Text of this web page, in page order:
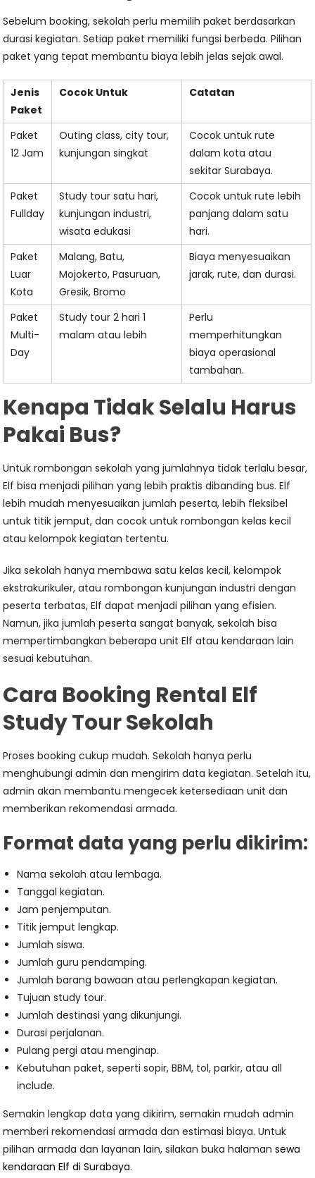
Sebelum booking, sekolah perlu memilih paket berdasarkan
durasi kegiatan. Setiap paket memiliki fungsi berbeda. Pilihan
paket yang tepat membantu biaya lebih jelas sejak awal.
Jenis
Paket
Cocok Untuk Catatan
Paket
12 Jam
Outing class, city tour,
kunjungan singkat
Cocok untuk rute
dalam kota atau
sekitar Surabaya.
Paket
Fullday
Study tour satu hari,
kunjungan industri,
wisata edukasi
Cocok untuk rute lebih
panjang dalam satu
hari.
Paket
Luar
Kota
Malang, Batu,
Mojokerto, Pasuruan,
Gresik, Bromo
Biaya menyesuaikan
jarak, rute, dan durasi.
Paket
Multi-
Day
Study tour 2 hari 1
malam atau lebih
Perlu
memperhitungkan
biaya operasional
tambahan.
Kenapa Tidak Selalu Harus
Pakai Bus?
Untuk rombongan sekolah yang jumlahnya tidak terlalu besar,
Elf bisa menjadi pilihan yang lebih praktis dibanding bus. Elf
lebih mudah menyesuaikan jumlah peserta, lebih fleksibel
untuk titik jemput, dan cocok untuk rombongan kelas kecil
atau kelompok kegiatan tertentu.
Jika sekolah hanya membawa satu kelas kecil, kelompok
ekstrakurikuler, atau rombongan kunjungan industri dengan
peserta terbatas, Elf dapat menjadi pilihan yang efisien.
Namun, jika jumlah peserta sangat banyak, sekolah bisa
mempertimbangkan beberapa unit Elf atau kendaraan lain
sesuai kebutuhan.
Cara Booking Rental Elf
Study Tour Sekolah
Proses booking cukup mudah. Sekolah hanya perlu
menghubungi admin dan mengirim data kegiatan. Setelah itu,
admin akan membantu mengecek ketersediaan unit dan
memberikan rekomendasi armada.
Format data yang perlu dikirim:
Nama sekolah atau lembaga.
Tanggal kegiatan.
Jam penjemputan.
Titik jemput lengkap.
Jumlah siswa.
Jumlah guru pendamping.
Jumlah barang bawaan atau perlengkapan kegiatan.
Tujuan study tour.
Jumlah destinasi yang dikunjungi.
Durasi perjalanan.
Pulang pergi atau menginap.
Kebutuhan paket, seperti sopir, BBM, tol, parkir, atau all
include.
Semakin lengkap data yang dikirim, semakin mudah admin
memberi rekomendasi armada dan estimasi biaya. Untuk
pilihan armada dan layanan lain, silakan buka halamansewa
kendaraan Elf di Surabaya.